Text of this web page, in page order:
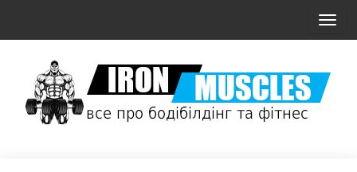
П
к
а